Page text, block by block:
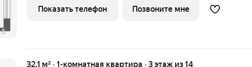
5
Беляева - Одоевского. Новый жилой комплекс гармонично вписан
в сложившуюся
Показать телефон Позвоните мне
32,1 м² · 1-комнатная квартира · 3 этаж из 14